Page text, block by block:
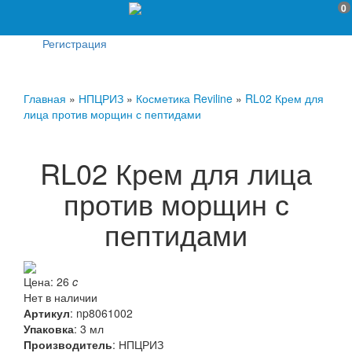
0
Регистрация
Главная » НПЦРИЗ » Косметика Reviline » RL02 Крем для
лица против морщин с пептидами
RL02 Крем для лица
против морщин с
пептидами
Цена: 26 c
Нет в наличии
Артикул: np8061002
Упаковка: 3 мл
Производитель: НПЦРИЗ